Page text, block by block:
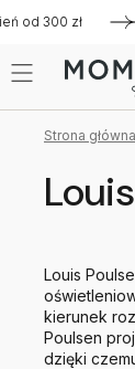
300 zł
Strona główna
Louis
kierunek
Poulsen
dzięki